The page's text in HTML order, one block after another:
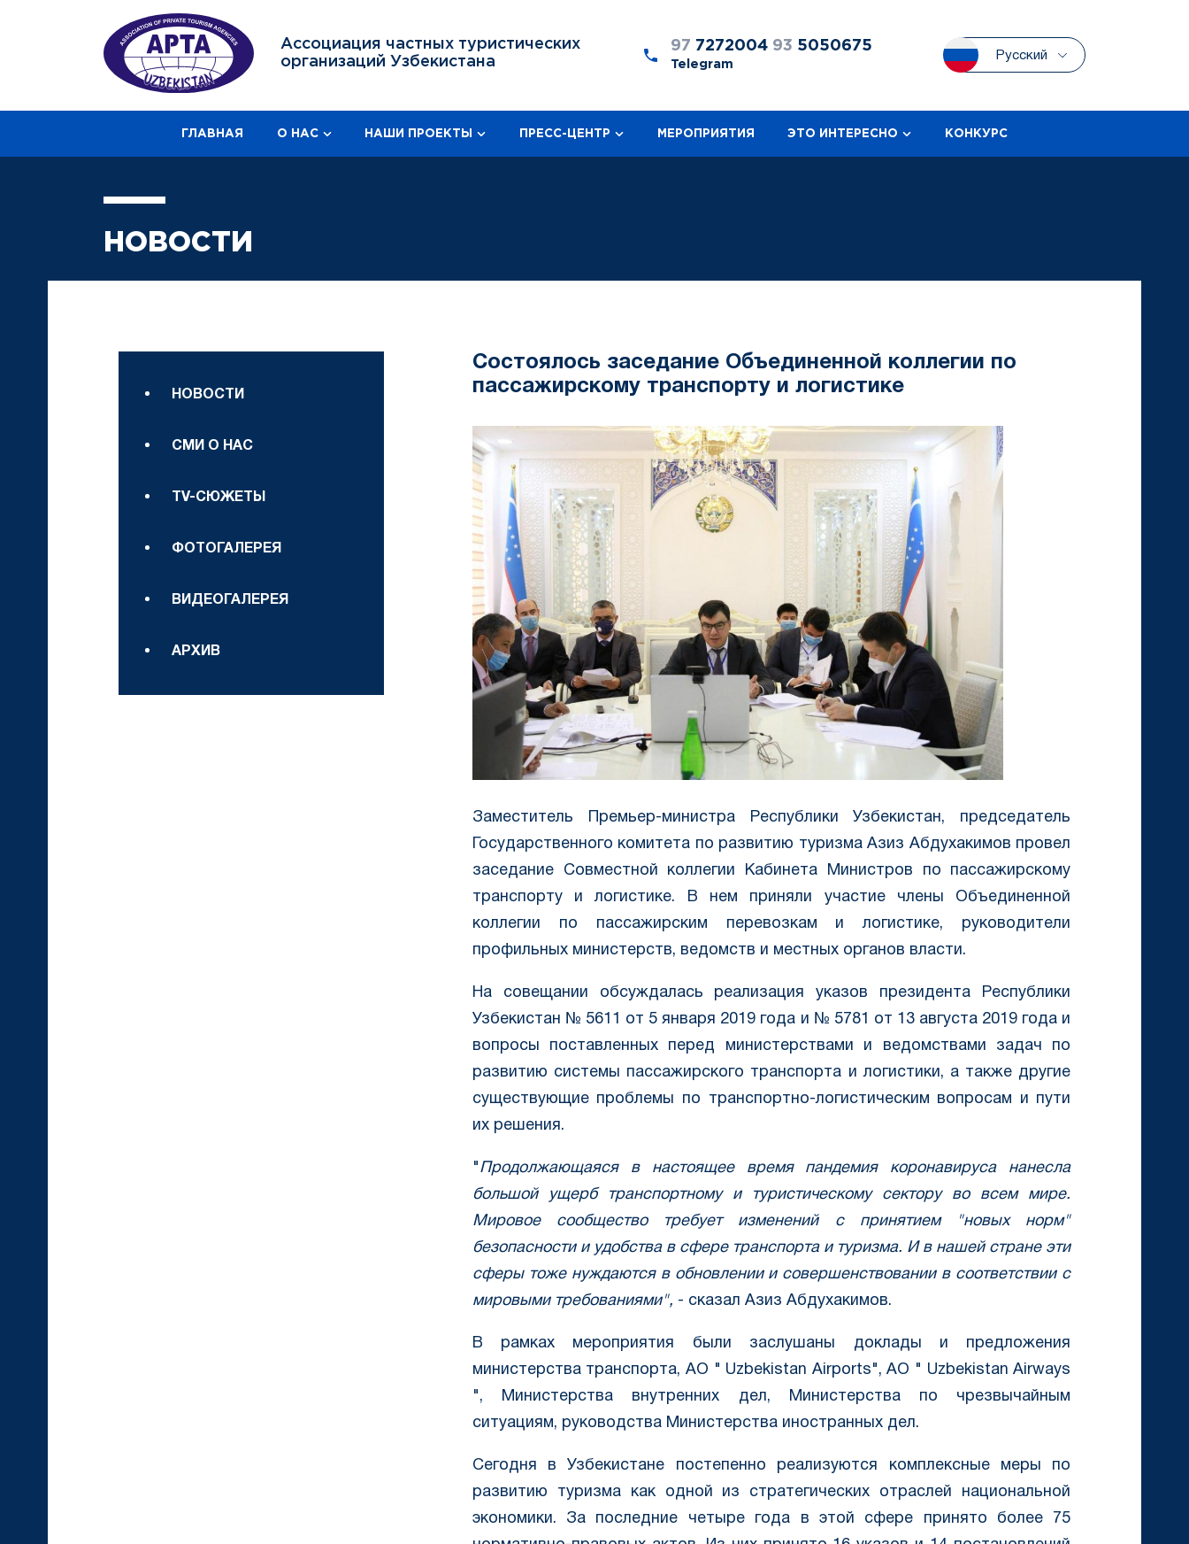
Ассоциация частных туристических
организаций Узбекистана
97 7272004 93 5050675
Telegram
Русский
ГЛАВНАЯ О НАС НАШИ ПРОЕКТЫ ПРЕСС-ЦЕНТР МЕРОПРИЯТИЯ ЭТО ИНТЕРЕСНО КОНКУРС
НОВОСТИ
НОВОСТИ
СМИ О НАС
TV-СЮЖЕТЫ
ФОТОГАЛЕРЕЯ
ВИДЕОГАЛЕРЕЯ
АРХИВ
Состоялось заседание Объединенной коллегии по
пассажирскому транспорту и логистике
Заместитель Премьер-министра Республики Узбекистан, председатель
Государственного комитета по развитию туризма Азиз Абдухакимов провел
заседание Совместной коллегии Кабинета Министров по пассажирскому
транспорту и логистике. В нем приняли участие члены Объединенной
коллегии по пассажирским перевозкам и логистике, руководители
профильных министерств, ведомств и местных органов власти.
На совещании обсуждалась реализация указов президента Республики
Узбекистан № 5611 от 5 января 2019 года и № 5781 от 13 августа 2019 года и
вопросы поставленных перед министерствами и ведомствами задач по
развитию системы пассажирского транспорта и логистики, а также другие
существующие проблемы по транспортно-логистическим вопросам и пути
их решения.
"Продолжающаяся в настоящее время пандемия коронавируса нанесла
большой ущерб транспортному и туристическому сектору во всем мире.
Мировое сообщество требует изменений с принятием "новых норм"
безопасности и удобства в сфере транспорта и туризма. И в нашей стране эти
сферы тоже нуждаются в обновлении и совершенствовании в соответствии с
мировыми требованиями", - сказал Азиз Абдухакимов.
В рамках мероприятия были заслушаны доклады и предложения
министерства транспорта, АО " Uzbekistan Airports", АО " Uzbekistan Airways
", Министерства внутренних дел, Министерства по чрезвычайным
ситуациям, руководства Министерства иностранных дел.
Сегодня в Узбекистане постепенно реализуются комплексные меры по
развитию туризма как одной из стратегических отраслей национальной
экономики. За последние четыре года в этой сфере принято более 75